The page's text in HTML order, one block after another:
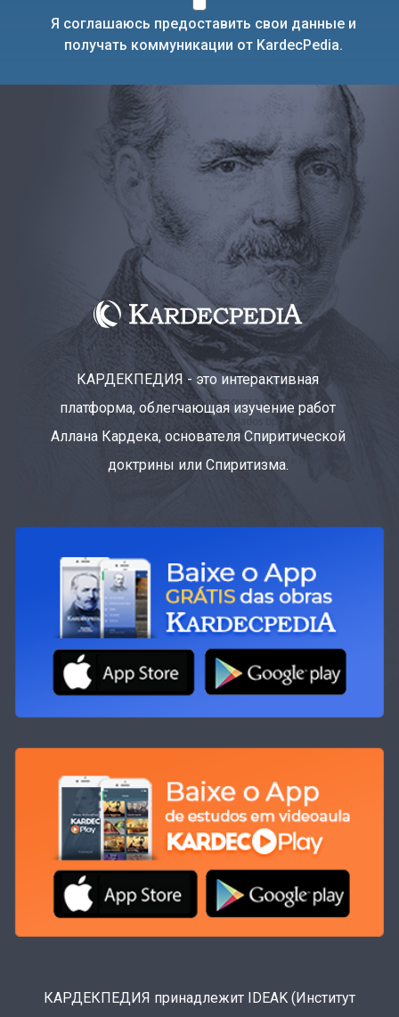
Я соглашаюсь предоставить свои данные и
получать коммуникации от KardecPedia.
КАРДЕКПЕДИЯ - это интерактивная
платформа, облегчающая изучение работ
Аллана Кардека, основателя Спиритической
доктрины или Спиритизма.
КАРДЕКПЕДИЯ принадлежит IDEAK (Институт